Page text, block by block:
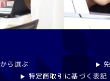
ら選ぶ
特定商取引に基づく表記